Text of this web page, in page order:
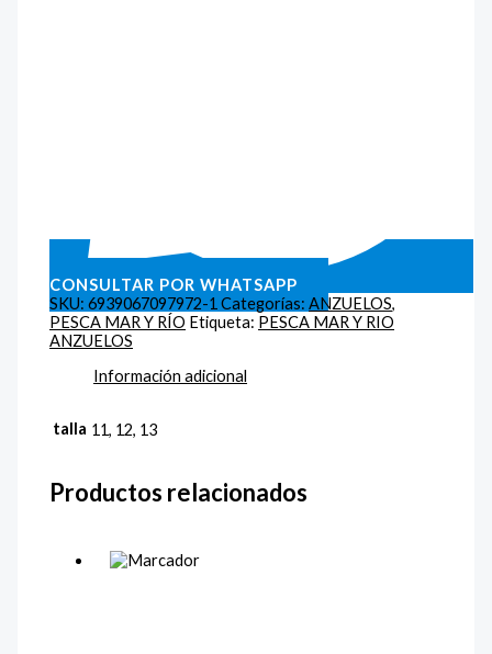
CONSULTAR POR WHATSAPP
SKU:6939067097972-1 Categorías:ANZUELOS,
PESCA MAR Y RÍO Etiqueta: PESCA MAR Y RIO
ANZUELOS
Información adicional
talla 11, 12, 13
Productos relacionados